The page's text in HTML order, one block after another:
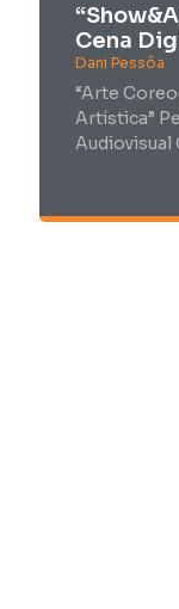
Cena
Dani Pessôa
“Arte
Artística”
Audiovisual